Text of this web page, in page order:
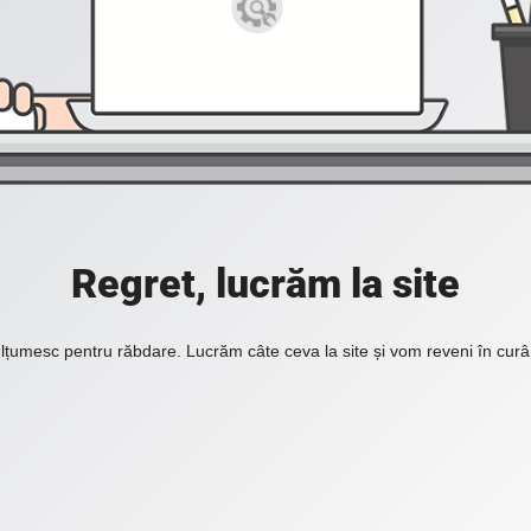
Regret, lucrăm la site
pentru răbdare. Lucrăm câte ceva la site și vom reveni în